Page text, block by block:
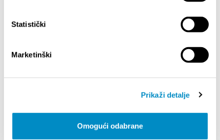
Statistički
Marketinški
Prikaži detalje
Omogući odabrane
INFORMACIJA – IZDAVANJE REGISTRACIJSKOG
Your